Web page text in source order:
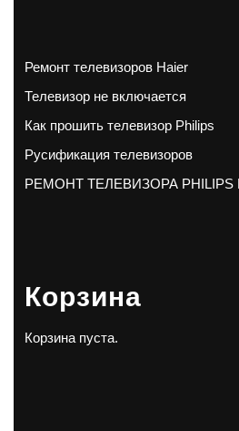
Ремонт телевизоров Haier
Телевизор не включается
Как прошить телевизор Philips
Русификация телевизоров
РЕМОНТ ТЕЛЕВИЗОРА PHILIPS
Корзина
Корзина пуста.